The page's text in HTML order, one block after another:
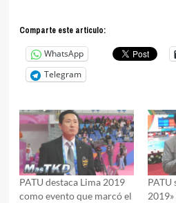
Comparte este articulo:
WhatsApp
Telegram
PATU destaca Lima 2019
como evento que marcó el
PATU